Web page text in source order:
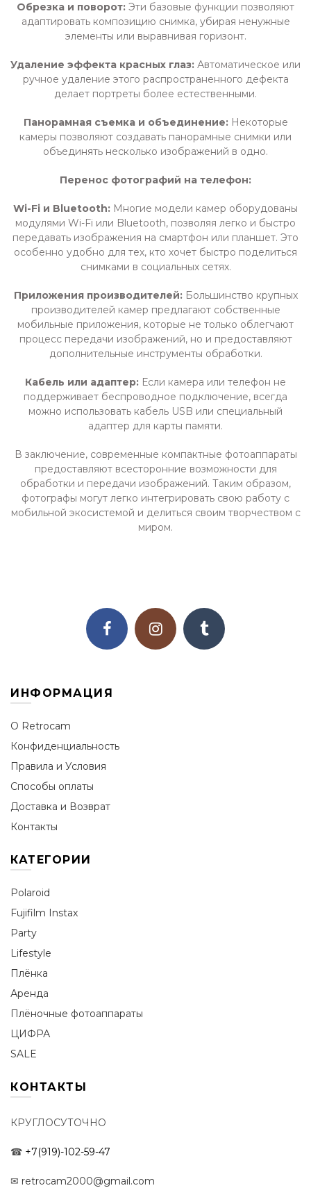
Обрезка и поворот: Эти базовые функции позволяют
адаптировать композицию снимка, убирая ненужные
элементы или выравнивая горизонт.
Удаление эффекта красных глаз: Автоматическое или
ручное удаление этого распространенного дефекта
делает портреты более естественными.
Панорамная съемка и объединение:Некоторые
камеры позволяют создавать панорамные снимки или
объединять несколько изображений в одно.
Перенос фотографий на телефон:
Wi-Fi и Bluetooth: Многие модели камер оборудованы
модулями Wi-Fi или Bluetooth, позволяя легко и быстро
передавать изображения на смартфон или планшет. Это
особенно удобно для тех, кто хочет быстро поделиться
снимками в социальных сетях.
Приложения производителей:Большинство крупных
производителей камер предлагают собственные
мобильные приложения, которые не только облегчают
процесс передачи изображений, но и предоставляют
дополнительные инструменты обработки.
Кабель или адаптер: Если камера или телефон не
поддерживает беспроводное подключение, всегда
можно использовать кабель USB или специальный
адаптер для карты памяти.
В заключение, современные компактные фотоаппараты
предоставляют всесторонние возможности для
обработки и передачи изображений. Таким образом,
фотографы могут легко интегрировать свою работу с
мобильной экосистемой и делиться своим творчеством с
миром.
ИНФОРМАЦИЯ
О Retrocam
Конфиденциальность
Правила и Условия
Способы оплаты
Доставка и Возврат
Контакты
КАТЕГОРИИ
Polaroid
Fujifilm Instax
Party
Lifestyle
Плёнка
Аренда
Плёночные фотоаппараты
ЦИФРА
SALE
КОНТАКТЫ
КРУГЛОСУТОЧНО
☎ +7(919)-102-59-47
✉ retrocam2000@gmail.com